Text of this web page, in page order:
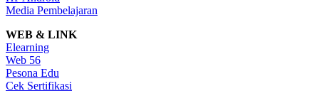
Media Pembelajaran
WEB & LINK
Elearning
Web 56
Pesona Edu
Cek Sertifikasi